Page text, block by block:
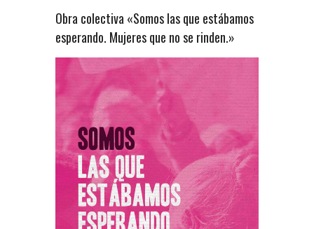
Obra colectiva «Somos las que estábamos
esperando. Mujeres que no se rinden.»